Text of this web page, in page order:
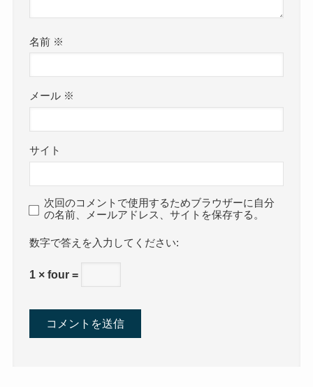
名前 ※
メール ※
サイト
次回のコメントで使用するためブラウザーに自分
の名前、メールアドレス、サイトを保存する。
数字で答えを入力してください:
1 × four =